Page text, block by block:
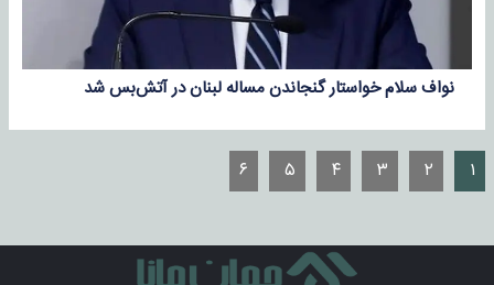
نواف سلام خواستار گنجاندن مساله لبنان در آتش‌بس شد
۱ ۲ ۳ ۴ ۵ ۶